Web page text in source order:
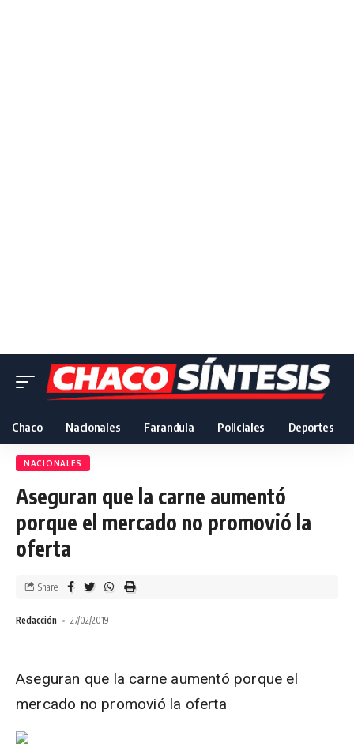
Chaco Nacionales Farandula Policiales Deportes
NACIONALES
Aseguran que la carne aumentó
porque el mercado no promovió la
oferta
Redacción 27/02/2019
Share
Aseguran que la carne aumentó porque el
mercado no promovió la oferta